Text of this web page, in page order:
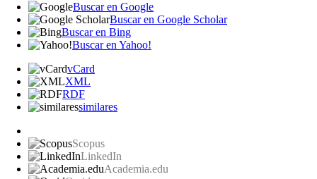
Buscar en Google
Buscar en Google Scholar
Buscar en Bing
Buscar en Yahoo!
vCard
XML
RDF
similares
Scopus
LinkedIn
Academia.edu